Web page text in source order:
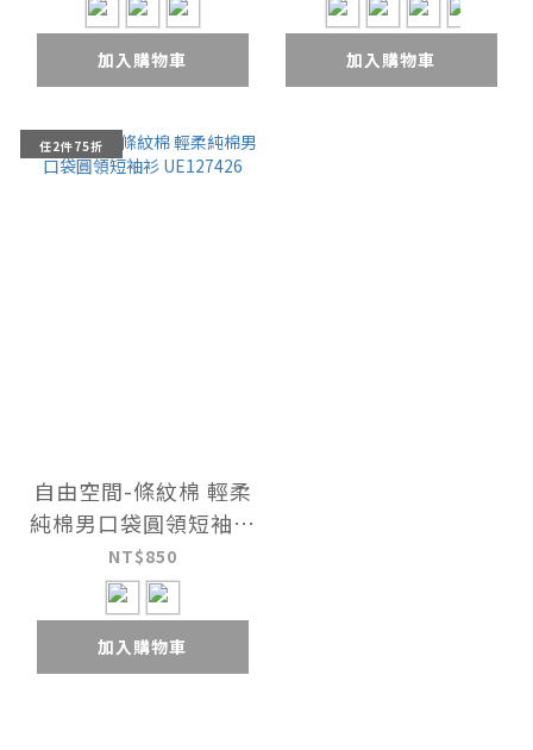
加入購物車 加入購物車
任2件75折
自由空間-條紋棉 輕柔
純棉男口袋圓領短袖衫
UE127426
NT$850
加入購物車